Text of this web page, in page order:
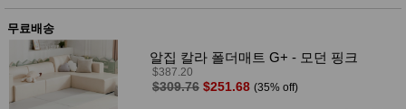
보관용
기
조리용
품
주방소
무료배송
알집 칼라 폴더매트 G+ - 모던 핑크
$387.20
$309.76 $251.68 (35% off)